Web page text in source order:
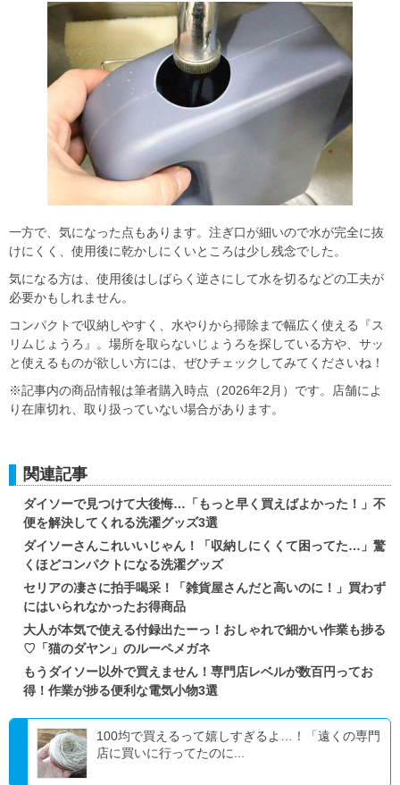
一方で、気になった点もあります。注ぎ口が細いので水が完全に抜
けにくく、使用後に乾かしにくいところは少し残念でした。
気になる方は、使用後はしばらく逆さにして水を切るなどの工夫が
必要かもしれません。
コンパクトで収納しやすく、水やりから掃除まで幅広く使える『ス
リムじょうろ』。場所を取らないじょうろを探している方や、サッ
と使えるものが欲しい方には、ぜひチェックしてみてくださいね！
※記事内の商品情報は筆者購入時点（2026年2月）です。店舗によ
り在庫切れ、取り扱っていない場合があります。
関連記事
ダイソーで見つけて大後悔…「もっと早く買えばよかった！」不
便を解決してくれる洗濯グッズ3選
ダイソーさんこれいいじゃん！「収納しにくくて困ってた…」驚
くほどコンパクトになる洗濯グッズ
セリアの凄さに拍手喝采！「雑貨屋さんだと高いのに！」買わず
にはいられなかったお得商品
大人が本気で使える付録出たーっ！おしゃれで細かい作業も捗る
♡「猫のダヤン」のルーペメガネ
もうダイソー以外で買えません！専門店レベルが数百円ってお
得！作業が捗る便利な電気小物3選
100均で買えるって嬉しすぎるよ…！「遠くの専門
店に買いに行ってたのに...